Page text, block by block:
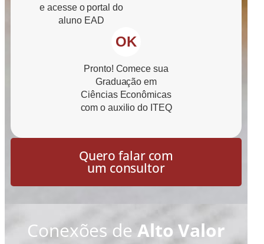
e acesse o portal do
aluno EAD
OK
Pronto! Comece sua
Graduação em
Ciências Econômicas
com o auxilio do ITEQ
Quero falar com
um consultor
Conexões de Alto Valor